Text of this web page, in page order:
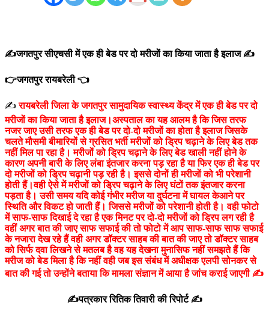
✍️जगतपुर सीएचसी में एक ही बेड पर दो मरीजों का किया जाता है इलाज ✍️
👉जगतपुर रायबरेली 👈
✍️रायबरेली जिला के जगतपुर सामुदायिक स्वास्थ्य केंद्र में एक ही बेड पर दो
मरीजों का किया जाता है इलाज।अस्पताल का यह आलम है कि जिस तरफ
नजर जाए उसी तरफ एक ही बेड पर दो-दो मरीजों का होता है इलाज जिसके
चलते मौसमी बीमारियों से ग्रसित भर्ती मरीजों को ड्रिप चढ़ाने के लिए बेड तक
नहीं मिल पा रहा है। मरीजों को ड्रिप चढ़ाने के लिए बेड खाली नहीं होने के
कारण अपनी बारी के लिए लंबा इंतजार करना पड़ रहा है या फिर एक ही बेड पर
दो मरीजों को ड्रिप चढ़ानी पड़ रही है। इससे दोनों ही मरीजों को भी परेशानी
होती हैं।वही ऐसे में मरीजों को ड्रिप चढ़ाने के लिए घंटों तक इंतजार करना
पड़ता है। उसी समय यदि कोई गंभीर मरीज या दुर्घटना में घायल केआने पर
स्थिति और विकट हो जाती हैं। जिससे मरीजों को परेशानी होती है। वही फोटो
में साफ-साफ दिखाई दे रहा है एक मिनट पर दो-दो मरीजों को ड्रिप लग रही है
वहीं अगर बात की जाए साफ सफाई की तो फोटो में आप साफ-साफ साफ सफाई
के नजारा देख रहे हैं वही अगर डॉक्टर साहब की बात की जाए तो डॉक्टर साहब
को सिर्फ दवा लिखने से मतलब है वह यह देखना मुनासिफ नहीं समझते हैं कि
मरीज को बेड मिला है कि नहीं वही जब इस संबंध में अधीक्षक एलपी सोनकर से
बात की गई तो उन्होंने बताया कि मामला संज्ञान में आया है जांच कराई जाएगी ✍️
✍️पत्रकार रितिक तिवारी की रिपोर्ट ✍️